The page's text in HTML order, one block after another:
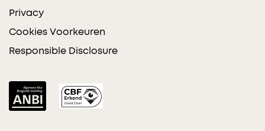
Privacy
Cookies Voorkeuren
Responsible Disclosure